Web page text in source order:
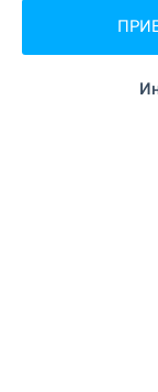
към
SYNERA
ливади -